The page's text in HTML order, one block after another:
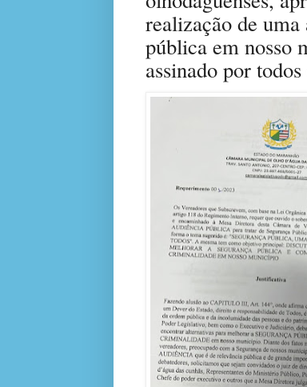
realização de
pública em nosso
assinado por